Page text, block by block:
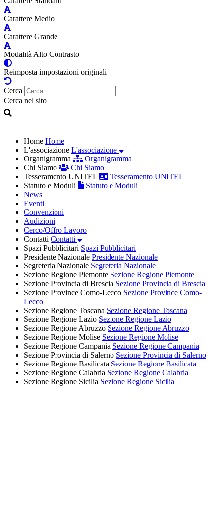
Carattere Medio
Carattere Grande
Modalità Alto Contrasto
Reimposta impostazioni originali
Cerca
Cerca nel sito
Home Home
L'associazione L'associazione
Organigramma
Organigramma
Chi Siamo
Chi Siamo
Tesseramento UNITEL
Tesseramento UNITEL
Statuto e Moduli
Statuto e Moduli
News
Eventi
Convenzioni
Audizioni
Cerco/Offro Lavoro
Contatti Contatti
Spazi Pubblicitari Spazi Pubblicitari
Presidente Nazionale Presidente Nazionale
Segreteria Nazionale Segreteria Nazionale
Sezione Regione Piemonte Sezione Regione Piemonte
Sezione Provincia di Brescia Sezione Provincia di Brescia
Sezione Province Como-Lecco Sezione Province Como-
Lecco
Sezione Regione Toscana Sezione Regione Toscana
Sezione Regione Lazio Sezione Regione Lazio
Sezione Regione Abruzzo Sezione Regione Abruzzo
Sezione Regione Molise Sezione Regione Molise
Sezione Regione Campania Sezione Regione Campania
Sezione Provincia di Salerno Sezione Provincia di Salerno
Sezione Regione Basilicata Sezione Regione Basilicata
Sezione Regione Calabria Sezione Regione Calabria
Sezione Regione Sicilia Sezione Regione Sicilia